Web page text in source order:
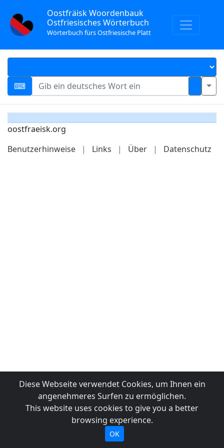
Oostfräisk Woordenbauk
Ostfriesisches Wörterbuch
Wörterbuch fürs Ostfriesische Platt
oostfraeisk.org
Benutzerhinweise
| Links | Über | Datenschutz
Diese Webseite verwendet Cookies, um Ihnen ein
angenehmeres Surfen zu ermöglichen.
This website uses cookies to give you a better
browsing experience.
OK